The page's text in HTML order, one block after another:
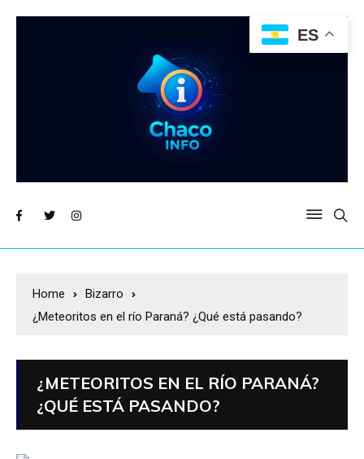
Home
Bizarro
¿Meteoritos en el río Paraná? ¿Qué está pasando?
¿METEORITOS EN EL RÍO PARANÁ?
¿QUÉ ESTÁ PASANDO?
ES